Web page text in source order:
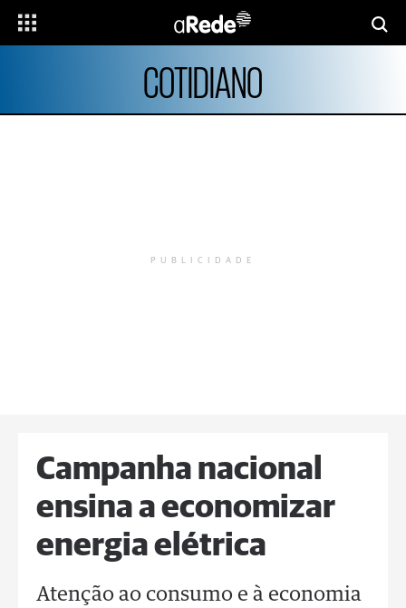
COTIDIANO
PUBLICIDADE
Campanha nacional
ensina a economizar
energia elétrica
Atenção ao consumo e à economia